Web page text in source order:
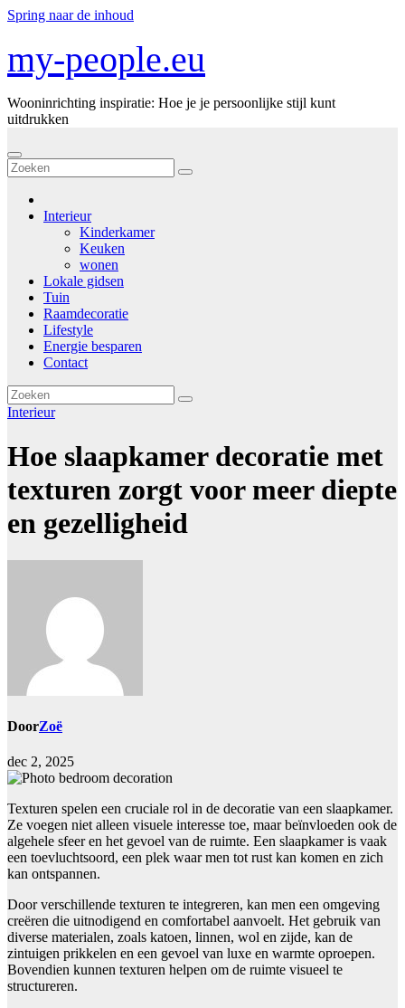
Spring naar de inhoud
my-people.eu
Wooninrichting inspiratie: Hoe je je persoonlijke stijl kunt
uitdrukken
Interieur
Kinderkamer
Keuken
wonen
Lokale gidsen
Tuin
Raamdecoratie
Lifestyle
Energie besparen
Contact
Interieur
Hoe slaapkamer decoratie met
texturen zorgt voor meer diepte
en gezelligheid
DoorZoë
dec 2, 2025
Texturen spelen een cruciale rol in de decoratie van een slaapkamer.
Ze voegen niet alleen visuele interesse toe, maar beïnvloeden ook de
algehele sfeer en het gevoel van de ruimte. Een slaapkamer is vaak
een toevluchtsoord, een plek waar men tot rust kan komen en zich
kan ontspannen.
Door verschillende texturen te integreren, kan men een omgeving
creëren die uitnodigend en comfortabel aanvoelt. Het gebruik van
diverse materialen, zoals katoen, linnen, wol en zijde, kan de
zintuigen prikkelen en een gevoel van luxe en warmte oproepen.
Bovendien kunnen texturen helpen om de ruimte visueel te
structureren.